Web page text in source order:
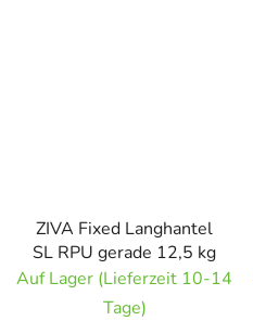
ZIVA Fixed Langhantel
SL RPU gerade 12,5 kg
Auf Lager (Lieferzeit 10-14
Tage)